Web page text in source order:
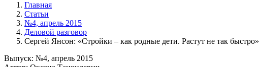
Главная
Статьи
№4, апрель 2015
Деловой разговор
Сергей Янсон: «Стройки – как родные дети. Растут не так быстро»
Выпуск: №4, апрель 2015